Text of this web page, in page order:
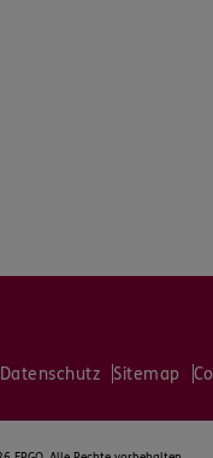
Datenschutz Sitemap